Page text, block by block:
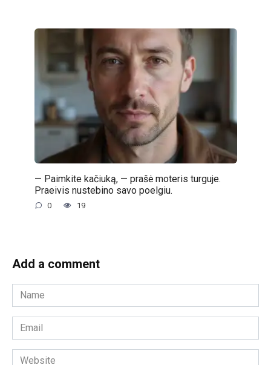
— Paimkite kačiuką, — prašė moteris turguje.
Praeivis nustebino savo poelgiu.
0 19
Add a comment
Name
*
Email
*
Website